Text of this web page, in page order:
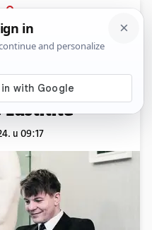
PRIJAVA
'Dobar
ali može
zaštitite'
u 09:17